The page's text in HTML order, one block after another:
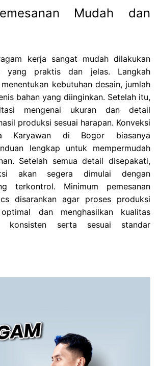
Mudah dan
kerja sangat mudah dilakukan
yang praktis dan jelas. Langkah
kebutuhan desain, jumlah
bahan yang diinginkan. Setelah itu,
mengenai ukuran dan detail
produksi sesuai harapan. Konveksi
Karyawan di Bogor biasanya
lengkap untuk mempermudah
Setelah semua detail disepakati,
akan segera dimulai dengan
terkontrol. Minimum pemesanan
disarankan agar proses produksi
dan menghasilkan kualitas
konsisten serta sesuai standar